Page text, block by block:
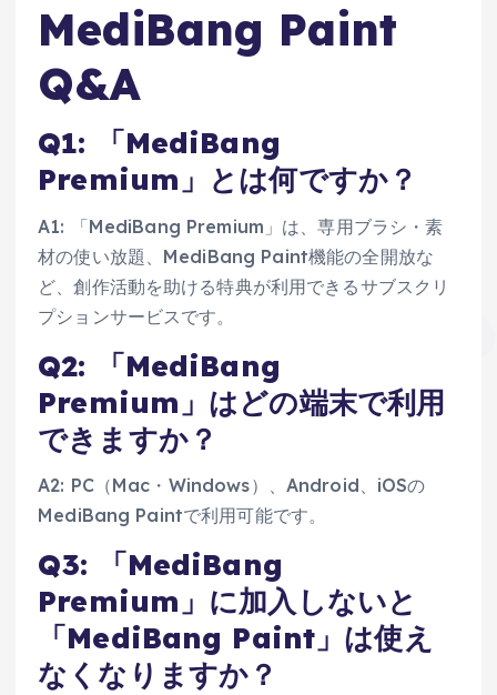
MediBang Paint
Q&A
Q1: 「MediBang
Premium」とは何ですか？
A1: 「MediBang Premium」は、専用ブラシ・素
材の使い放題、MediBang Paint機能の全開放な
ど、創作活動を助ける特典が利用できるサブスクリ
プションサービスです。
Q2: 「MediBang
Premium」はどの端末で利用
できますか？
A2: PC（Mac・Windows）、Android、iOSの
MediBang Paintで利用可能です。
Q3: 「MediBang
Premium」に加入しないと
「MediBang Paint」は使え
なくなりますか？